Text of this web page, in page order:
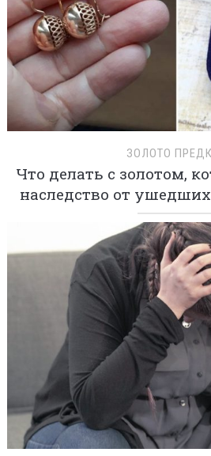
ЗОЛОТО
Что делать с золотом,
наследство от